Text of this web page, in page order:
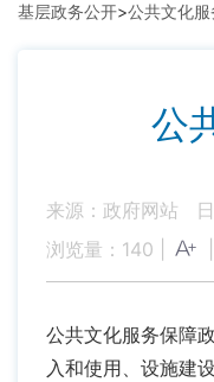
基层政务公开>公共文化服
公
来源：政府网站
浏览量： 140
公共文化服务保障
入和使用、设施建